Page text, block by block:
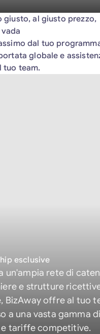
giusto, al giusto prezzo,
dal tuo
globale e
tuo team.
esclusive
un'ampia rete di
e strutture
BizAway offre al tuo
a una vasta gamma
tariffe competitive.